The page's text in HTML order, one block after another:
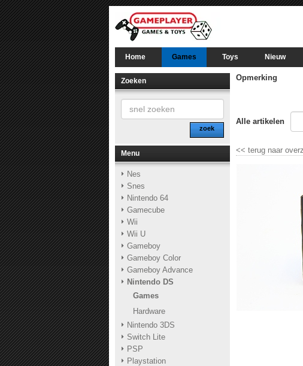
Home Games Toys Nieuw
Zoeken
zoek
Menu
Nes
Snes
Nintendo 64
Gamecube
Wii
Wii U
Gameboy
Gameboy Color
Gameboy Advance
Nintendo DS
Games
Hardware
Nintendo 3DS
Switch Lite
PSP
Playstation
Opmerking
Alle artikelen
<< terug naar